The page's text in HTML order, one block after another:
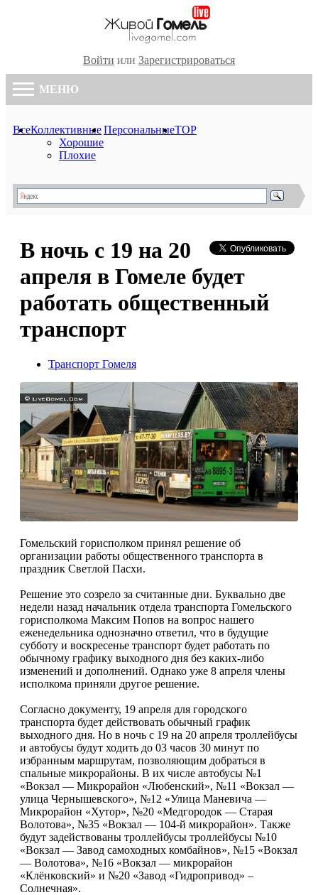
Войти или Зарегистрироваться
МЕНЮ
ВсеКоллективные
Хорошие
Плохие
ПерсональныеTOP
В ночь с 19 на 20
апреля в Гомеле будет
работать общественный
транспорт
Транспорт Гомеля
Гомельский горисполком принял решение об
организации работы общественного транспорта в
праздник Светлой Пасхи.
Решение это созрело за считанные дни. Буквально две
недели назад начальник отдела транспорта Гомельского
горисполкома Максим Попов на вопрос нашего
еженедельника однозначно ответил, что в будущие
субботу и воскресенье транспорт будет работать по
обычному графику выходного дня без каких-либо
изменений и дополнений. Однако уже 8 апреля члены
исполкома приняли другое решение.
Согласно документу, 19 апреля для городского
транспорта будет действовать обычный график
выходного дня. Но в ночь с 19 на 20 апреля троллейбусы
и автобусы будут ходить до 03 часов 30 минут по
избранным маршрутам, позволяющим добраться в
спальные микрорайоны. В их числе автобусы №1
«Вокзал — Микрорайон «Любенский», №11 «Вокзал —
улица Чернышевского», №12 «Улица Маневича —
Микрорайон «Хутор», №20 «Медгородок — Старая
Волотова», №35 «Вокзал — 104-й микрорайон». Также
будут задействованы троллейбусы троллейбусы №10
«Вокзал — Завод самоходных комбайнов», №15 «Вокзал
— Волотова», №16 «Вокзал — микрорайон
«Клёнковский» и №20 «Завод «Гидропривод» –
Солнечная».